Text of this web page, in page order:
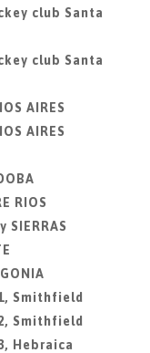
club Santa
club Santa
AIRES
AIRES
RIOS
SIERRAS
Smithfield
Smithfield
Hebraica